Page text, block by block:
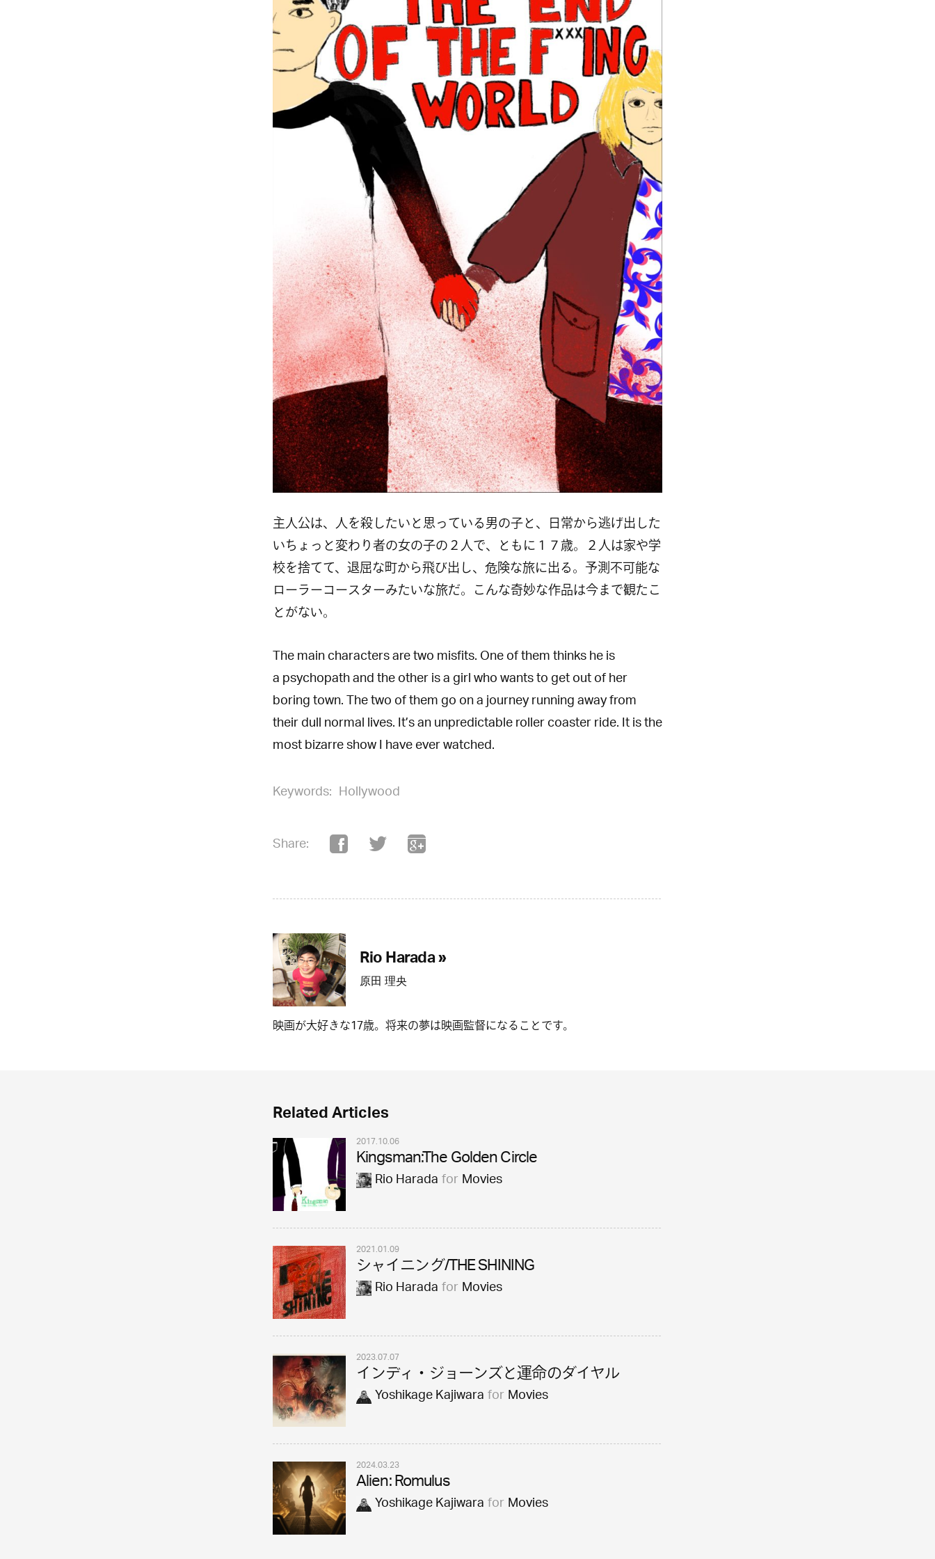
主人公は、人を殺したいと思っている男の子と、日常から逃げ出した
いちょっと変わり者の女の子の２人で、ともに１７歳。２人は家や学
校を捨てて、退屈な町から飛び出し、危険な旅に出る。予測不可能な
ローラーコースターみたいな旅だ。こんな奇妙な作品は今まで観たこ
とがない。
The main characters are two misfits. One of them thinks he is
a psychopath and the other is a girl who wants to get out of her
boring town. The two of them go on a journey running away from
their dull normal lives. It’s an unpredictable roller coaster ride. It is the
most bizarre show I have ever watched.
Keywords: Hollywood
Share:
Rio Harada »
原田 理央
映画が大好きな17歳。将来の夢は映画監督になることです。
Related Articles
2017.10.06
Kingsman:The Golden Circle
Rio HaradaforMovies
2021.01.09
シャイニング/THE SHINING
Rio HaradaforMovies
2023.07.07
インディ・ジョーンズと運命のダイヤル
Yoshikage KajiwaraforMovies
2024.03.23
Alien: Romulus
Yoshikage KajiwaraforMovies